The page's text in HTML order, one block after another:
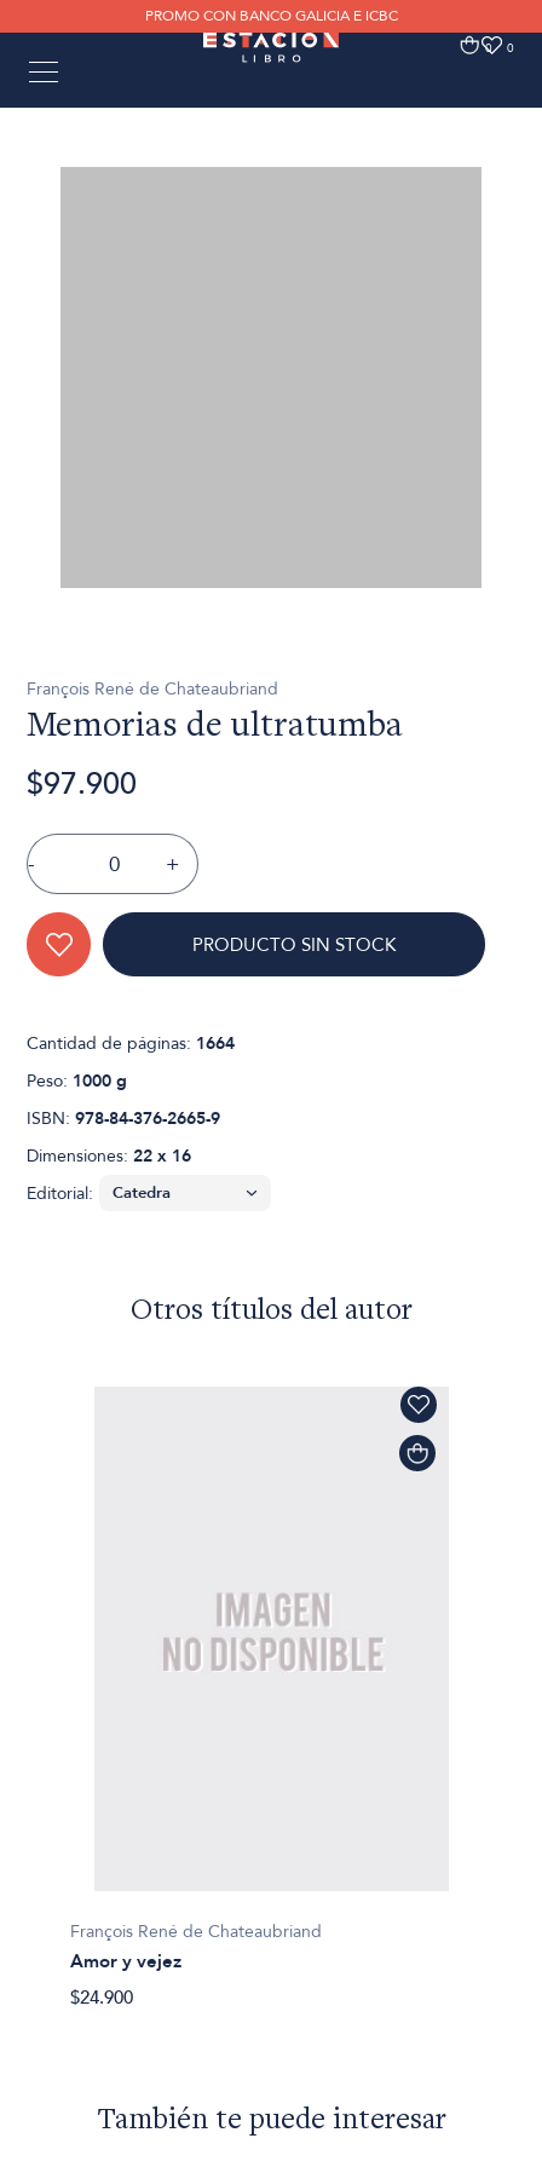
PROMO CON BANCO GALICIA E ICBC
0 0
François René de Chateaubriand
Memorias de ultratumba
$97.900
- +
PRODUCTO SIN STOCK
Cantidad de páginas: 1664
Peso: 1000 g
ISBN:978-84-376-2665-9
Dimensiones:22 x 16
Editorial:
Otros títulos del autor
François René de Chateaubriand
Amor y vejez
$24.900
También te puede interesar